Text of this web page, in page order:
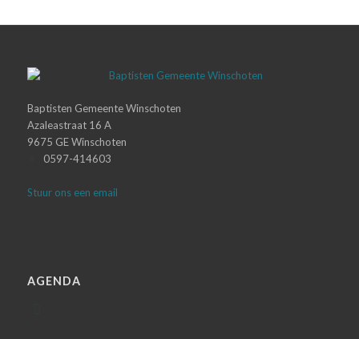
Baptisten Gemeente Winschoten
Azaleastraat 16 A
9675 GE Winschoten
0597-414603
Stuur ons een email
AGENDA